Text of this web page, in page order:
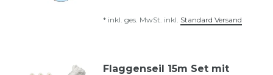
* inkl. ges. MwSt. inkl. Standard Versand
Flaggenseil 15m Set mit